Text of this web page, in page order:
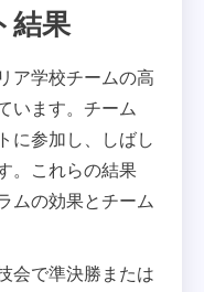
結果
ア学校チームの高
います。チーム
に参加し、しばし
。これらの結果
ムの効果とチーム
会で準決勝または